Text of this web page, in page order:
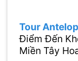
Tour
Điểm Đến
Miền Tây